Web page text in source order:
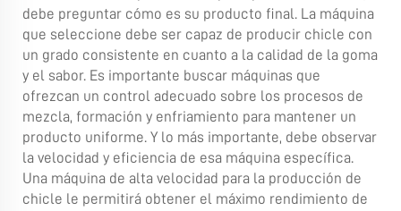
debe preguntar cómo es su producto final. La máquina
que seleccione debe ser capaz de producir chicle con
un grado consistente en cuanto a la calidad de la goma
y el sabor. Es importante buscar máquinas que
ofrezcan un control adecuado sobre los procesos de
mezcla, formación y enfriamiento para mantener un
producto uniforme. Y lo más importante, debe observar
la velocidad y eficiencia de esa máquina específica.
Una máquina de alta velocidad para la producción de
chicle le permitirá obtener el máximo rendimiento de